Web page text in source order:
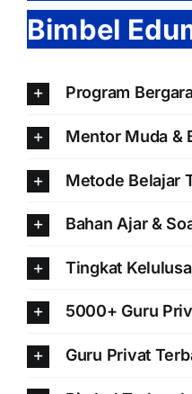
Bimbel
Program
Mentor Muda &
Metode Belajar
Bahan Ajar &
Tingkat
5000+ Guru
Guru Privat